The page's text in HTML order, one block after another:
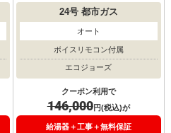
24号都市ガス
オート
ボイスリモコン付属
エコジョーズ
クーポン利用で
146,000円(税込)が
給湯器＋工事＋無料保証